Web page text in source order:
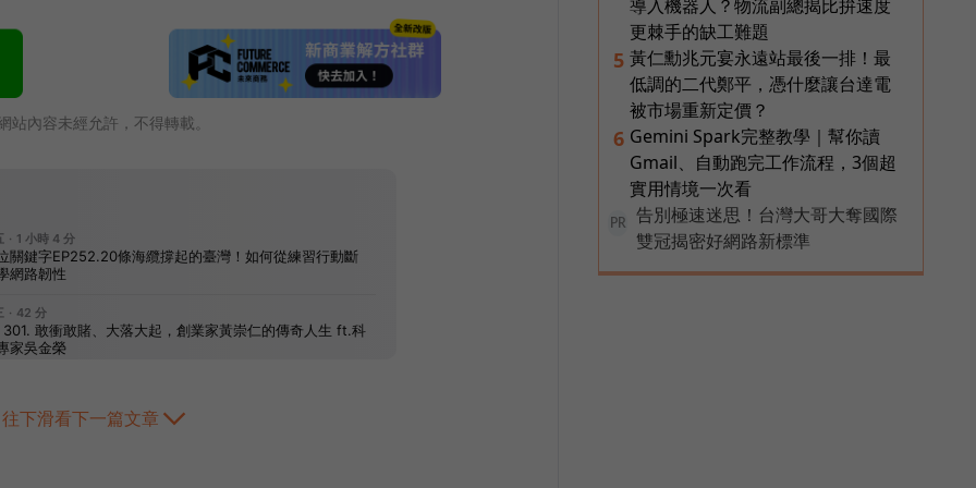
站內容未經允許，不得轉載。
往下滑看下一篇文章
導入機器人？物流副總揭比拚速度
更棘手的缺工難題
5 黃仁勳兆元宴永遠站最後一排！最
低調的二代鄭平，憑什麼讓台達電
被市場重新定價？
6 Gemini Spark完整教學｜幫你讀
Gmail、自動跑完工作流程，3個超
實用情境一次看
PR
告別極速迷思！台灣大哥大奪國際
雙冠揭密好網路新標準